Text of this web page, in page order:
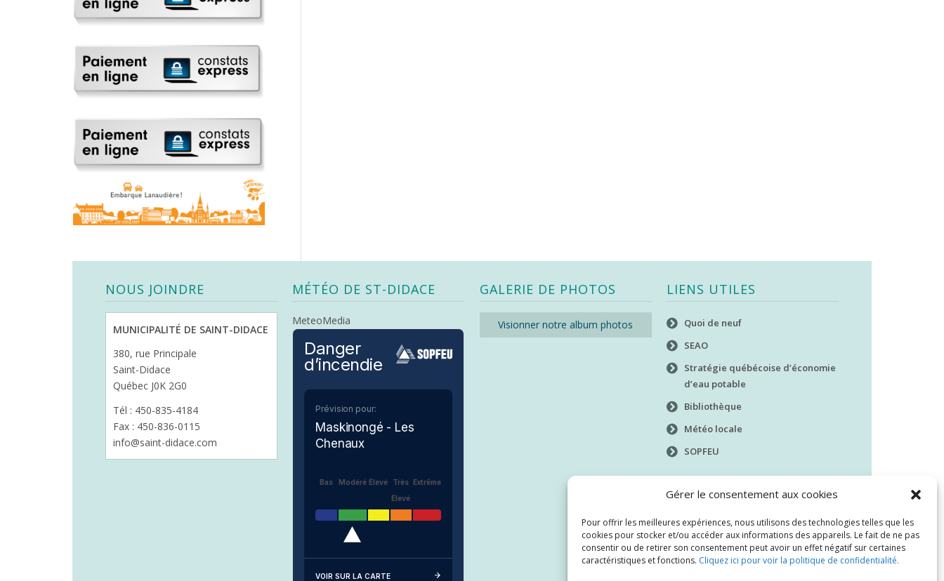
Gérer le consentement aux cookies
Pour offrir les meilleures expériences, nous utilisons des technologies telles que les
cookies pour stocker et/ou accéder aux informations des appareils. Le fait de ne pas
consentir ou de retirer son consentement peut avoir un effet négatif sur certaines
caractéristiques et fonctions. Cliquez ici pour voir la politique de confidentialité.
NOUS JOINDRE
MUNICIPALITÉ DE SAINT-DIDACE
380, rue Principale
Saint-Didace
Québec J0K 2G0
Tél : 450-835-4184
Fax : 450-836-0115
info@saint-didace.com
MÉTÉO DE ST-DIDACE
MeteoMedia
Danger
d’incendie
Prévision pour:
Maskinongé - Les
Chenaux
Bas Modéré Élevé
Très
Élevé
Extrême
VOIR SUR LA CARTE
GALERIE DE PHOTOS
Visionner notre album photos
LIENS UTILES
Quoi de neuf
SEAO
Stratégie québécoise d’économie
d’eau potable
Bibliothèque
Météo locale
SOPFEU